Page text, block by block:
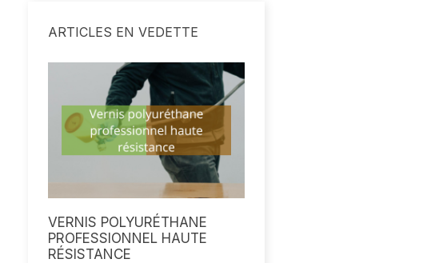
ARTICLES EN VEDETTE
VERNIS POLYURÉTHANE
PROFESSIONNEL HAUTE
RÉSISTANCE